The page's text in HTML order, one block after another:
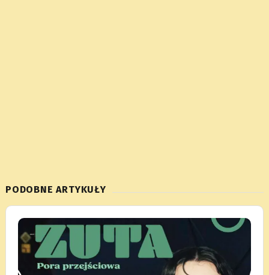
PODOBNE ARTYKUŁY